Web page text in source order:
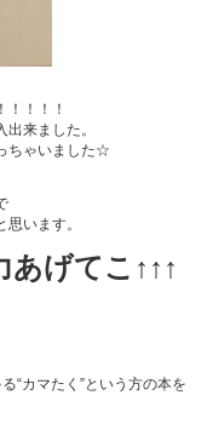
！！！
来ました。
ちゃいました☆
います。
あげてこ↑↑↑
“カマたく”という方の本を